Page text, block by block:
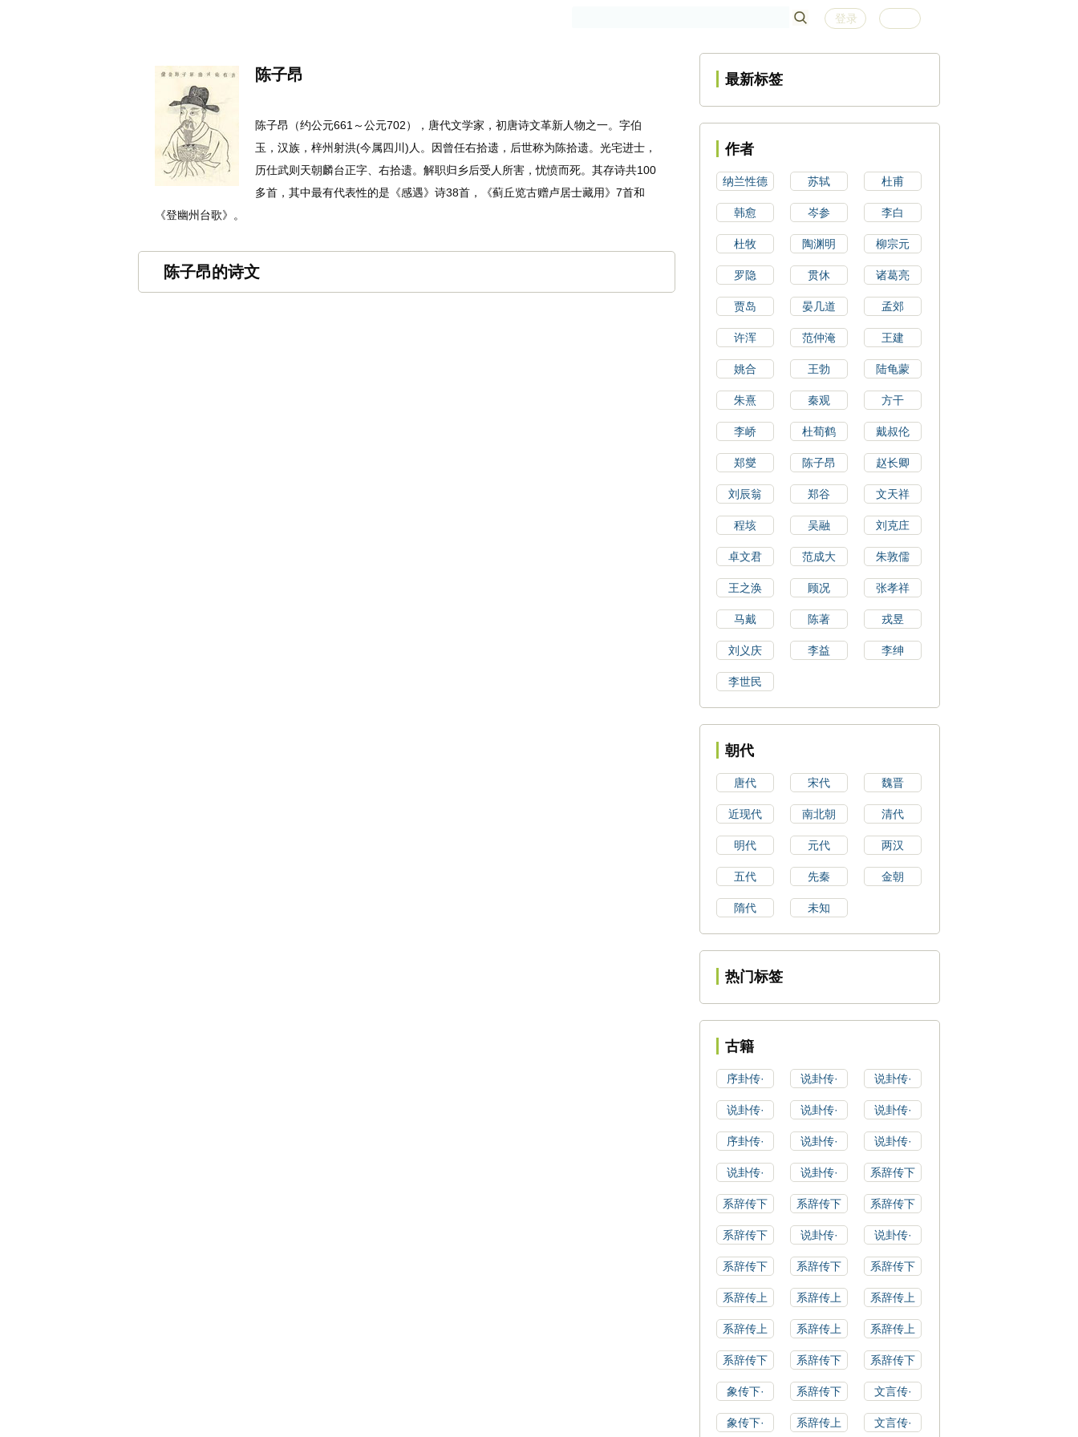
登录
陈子昂
陈子昂（约公元661～公元702），唐代文学家，初唐诗文革新人物之一。字伯
玉，汉族，梓州射洪(今属四川)人。因曾任右拾遗，后世称为陈拾遗。光宅进士，
历仕武则天朝麟台正字、右拾遗。解职归乡后受人所害，忧愤而死。其存诗共100
多首，其中最有代表性的是《感遇》诗38首，《蓟丘览古赠卢居士藏用》7首和
《登幽州台歌》。
陈子昂的诗文
最新标签
作者
纳兰性德 苏轼 杜甫
韩愈 岑参 李白
杜牧 陶渊明 柳宗元
罗隐 贯休 诸葛亮
贾岛 晏几道 孟郊
许浑 范仲淹 王建
姚合 王勃 陆龟蒙
朱熹 秦观 方干
李峤 杜荀鹤 戴叔伦
郑燮 陈子昂 赵长卿
刘辰翁 郑谷 文天祥
程垓 吴融 刘克庄
卓文君 范成大 朱敦儒
王之涣 顾况 张孝祥
马戴 陈著 戎昱
刘义庆 李益 李绅
李世民
朝代
唐代 宋代 魏晋
近现代 南北朝 清代
明代 元代 两汉
五代 先秦 金朝
隋代 未知
热门标签
古籍
序卦传· 说卦传· 说卦传·
说卦传· 说卦传· 说卦传·
序卦传· 说卦传· 说卦传·
说卦传· 说卦传· 系辞传下
系辞传下 系辞传下 系辞传下
系辞传下 说卦传· 说卦传·
系辞传下 系辞传下 系辞传下
系辞传上 系辞传上 系辞传上
系辞传上 系辞传上 系辞传上
系辞传下 系辞传下 系辞传下
象传下· 系辞传下 文言传·
象传下· 系辞传上 文言传·